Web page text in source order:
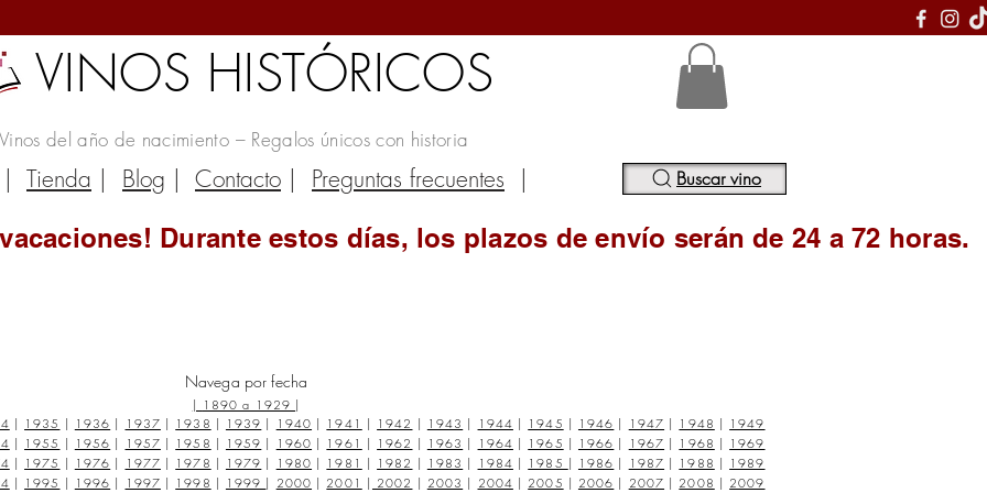
VINOS HISTÓRICOS
Vinos del año de nacimiento – Regalos únicos con historia
| Tienda | Blog | Contacto | Preguntas frecuentes | Buscar vino
Durante estos días, los plazos de envío serán de 24 a 72 horas.
Navega por fecha
| 1890 a 1929 |
| 1935 | 1936 | 1937 | 1938 | 1939 | 1940 | 1941 | 1942 | 1943 | 1944 | 1945 | 1946 | 1947 | 1948 | 1949
| 1955 | 1956 | 1957 | 1958 | 1959 | 1960 | 1961 | 1962 | 1963 | 1964 | 1965 | 1966 | 1967 | 1968 | 1969
| 1975 | 1976 | 1977 | 1978 | 1979 | 1980 | 1981 | 1982 | 1983 | 1984 | 1985 | 1986 | 1987 | 1988 | 1989
| 1995 | 1996 | 1997 | 1998 | 1999 | 2000 | 2001 | 2002 | 2003 | 2004 | 2005 | 2006 | 2007 | 2008 | 2009